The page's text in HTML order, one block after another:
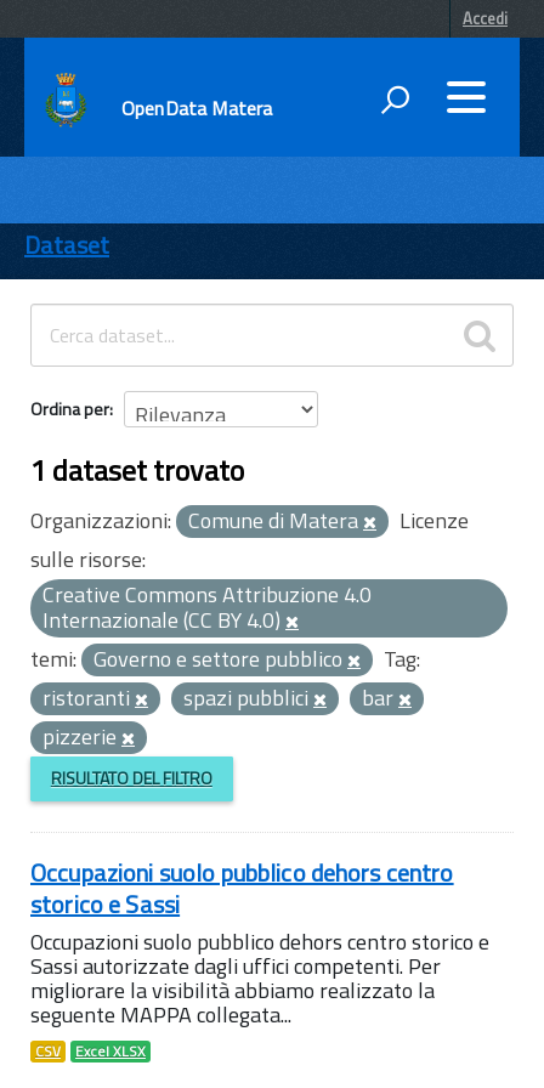
Accedi
OpenData Matera
ENTI
TEMI
INFORMAZIONI
Dataset
Ordina per
1 dataset trovato
Organizzazioni: Comune di Matera
Licenze
sulle risorse:
Creative Commons Attribuzione 4.0
Internazionale (CC BY 4.0)
temi: Governo e settore pubblico
Tag:
ristoranti
spazi pubblici
bar
pizzerie
RISULTATO DEL FILTRO
Occupazioni suolo pubblico dehors centro
storico e Sassi
Occupazioni suolo pubblico dehors centro storico e
Sassi autorizzate dagli uffici competenti. Per
migliorare la visibilità abbiamo realizzato la
seguente MAPPA collegata...
CSV Excel XLSX